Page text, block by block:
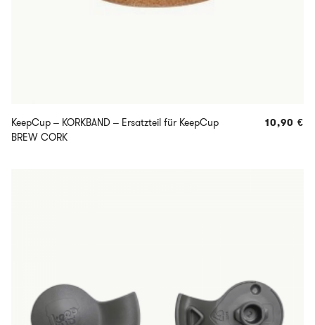
KeepCup – KORKBAND – Ersatzteil für KeepCup
BREW CORK
10,90 €